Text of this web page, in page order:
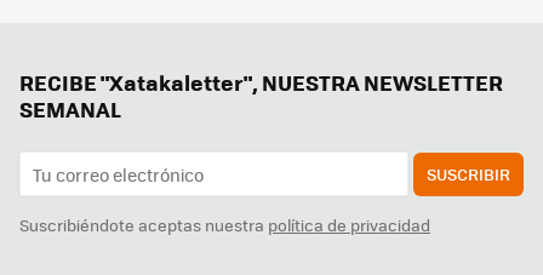
RECIBE "Xatakaletter", NUESTRA NEWSLETTER
SEMANAL
SUSCRIBIR
Suscribiéndote aceptas nuestra política de privacidad